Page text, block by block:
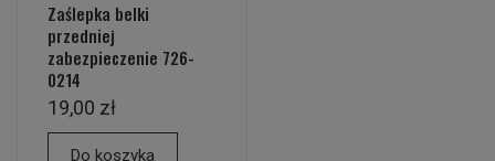
Zaślepka belki
przedniej
zabezpieczenie 726-
0214
19,00 zł
Do koszyka